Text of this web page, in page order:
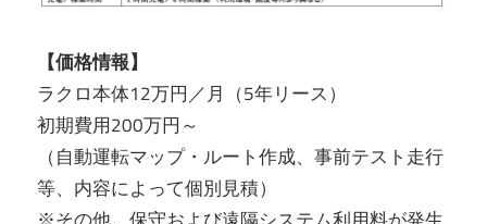
【価格情報】
ラクロ本体12万円／月（5年リース）
初期費用200万円～
（自動運転マップ・ルート作成、事前テスト走行
等、内容によって個別見積）